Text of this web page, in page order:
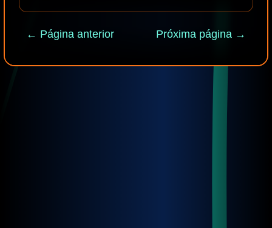
Network.
← Página anterior
Próxima página →